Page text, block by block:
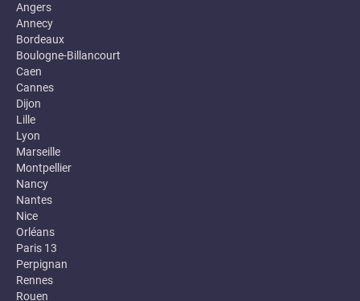
Angers
Annecy
Bordeaux
Boulogne-Billancourt
Caen
Cannes
Dijon
Lille
Lyon
Marseille
Montpellier
Nancy
Nantes
Nice
Orléans
Paris 13
Perpignan
Rennes
Rouen